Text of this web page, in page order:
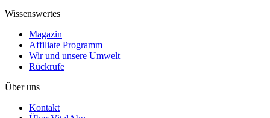
Wissenswertes
Magazin
Affiliate Programm
Wir und unsere Umwelt
Rückrufe
Über uns
Kontakt